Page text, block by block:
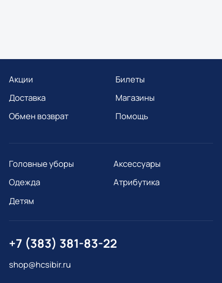
Акции
Доставка
Обмен возврат
Билеты
Магазины
Помощь
Головные уборы
Одежда
Детям
Аксессуары
Атрибутика
+7 (383) 381-83-22
shop@hcsibir.ru